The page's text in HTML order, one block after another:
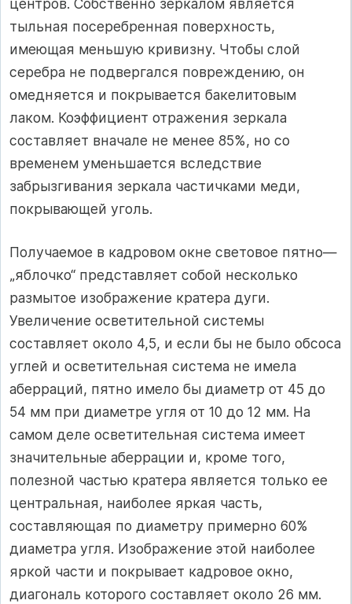
центров. Собственно зеркалом является
тыльная посеребренная поверхность,
имеющая меньшую кривизну. Чтобы слой
серебра не подвергался повреждению, он
омедняется и покрывается бакелитовым
лаком. Коэффициент отражения зеркала
составляет вначале не менее 85%, но со
временем уменьшается вследствие
забрызгивания зеркала частичками меди,
покрывающей уголь.
Получаемое в кадровом окне световое пятно—
„яблочко“ представляет собой несколько
размытое изображение кратера дуги.
Увеличение осветительной системы
составляет около 4,5, и если бы не было обсоса
углей и осветительная система не имела
аберраций, пятно имело бы диаметр от 45 до
54 мм при диаметре угля от 10 до 12 мм. На
самом деле осветительная система имеет
значительные аберрации и, кроме того,
полезной частью кратера является только ее
центральная, наиболее яркая часть,
составляющая по диаметру примерно 60%
диаметра угля. Изображение этой наиболее
яркой части и покрывает кадровое окно,
диагональ которого составляет около 26 мм.